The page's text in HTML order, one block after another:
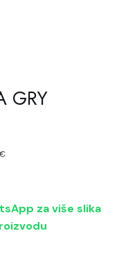
GRY
€
za više slika